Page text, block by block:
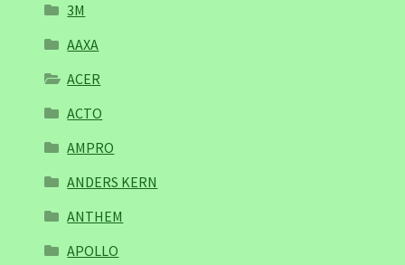
3M
AAXA
ACER
ACTO
AMPRO
ANDERS KERN
ANTHEM
APOLLO